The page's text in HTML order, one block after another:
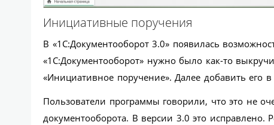
Инициативные поручения
В «1С:Документооборот 3.0» появилась
«1С:Документооборот» нужно было как-то
«Инициативное поручение». Далее добавить
Пользователи программы говорили, что это не
документооборота. В версии 3.0 это